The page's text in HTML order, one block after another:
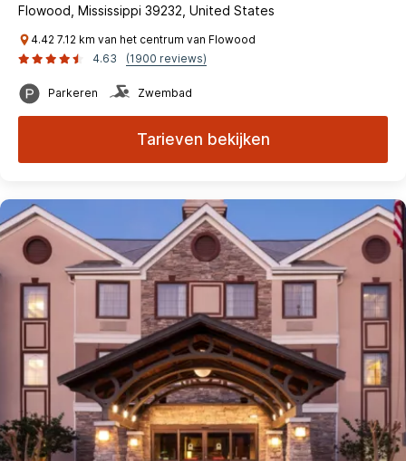
Flowood, Mississippi 39232, United States
4.42 7.12 km van het centrum van Flowood
4.63
(1900 reviews)
Parkeren Zwembad
Tarieven bekijken